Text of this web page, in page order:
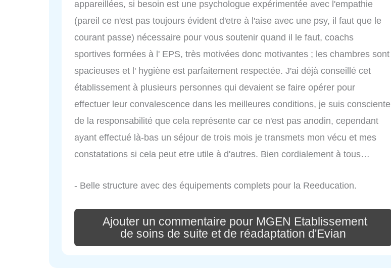
appareillées, si besoin est une psychologue expérimentée avec l'empathie
(pareil ce n'est pas toujours évident d'etre à l'aise avec une psy, il faut que le
courant passe) nécessaire pour vous soutenir quand il le faut, coachs
sportives formées à l' EPS, très motivées donc motivantes ; les chambres sont
spacieuses et l' hygiène est parfaitement respectée. J'ai déjà conseillé cet
établissement à plusieurs personnes qui devaient se faire opérer pour
effectuer leur convalescence dans les meilleures conditions, je suis consciente
de la responsabilité que cela représente car ce n'est pas anodin, cependant
ayant effectué là-bas un séjour de trois mois je transmets mon vécu et mes
constatations si cela peut etre utile à d'autres. Bien cordialement à tous…
- Belle structure avec des équipements complets pour la Reeducation.
Ajouter un commentaire pour MGEN Etablissement
de soins de suite et de réadaptation d'Evian